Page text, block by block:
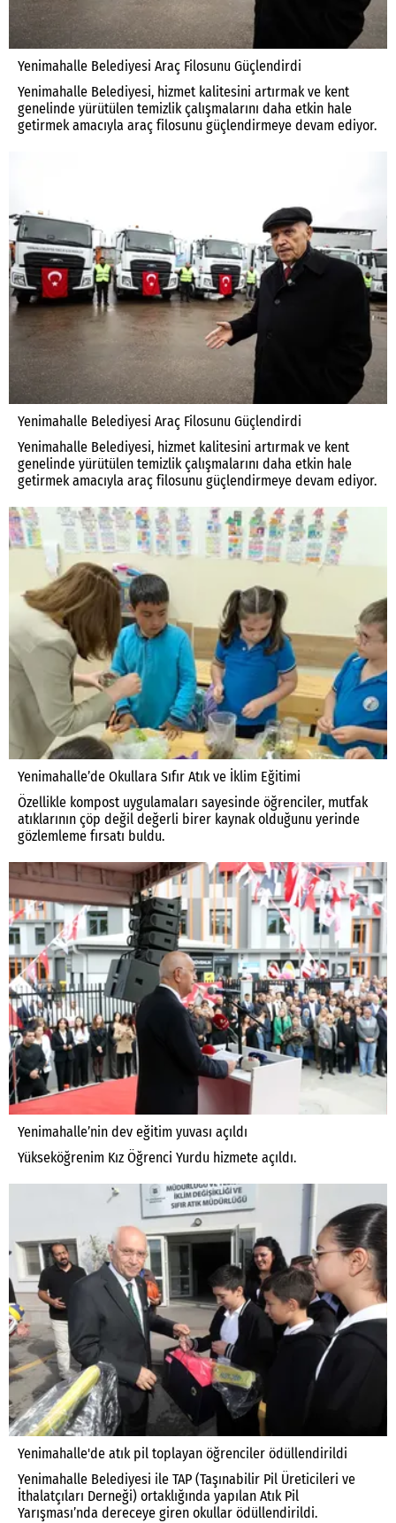
Yenimahalle Belediyesi Araç Filosunu Güçlendirdi
Yenimahalle Belediyesi, hizmet kalitesini artırmak ve kent
genelinde yürütülen temizlik çalışmalarını daha etkin hale
getirmek amacıyla araç filosunu güçlendirmeye devam ediyor.
Yenimahalle Belediyesi Araç Filosunu Güçlendirdi
Yenimahalle Belediyesi, hizmet kalitesini artırmak ve kent
genelinde yürütülen temizlik çalışmalarını daha etkin hale
getirmek amacıyla araç filosunu güçlendirmeye devam ediyor.
Yenimahalle’de Okullara Sıfır Atık ve İklim Eğitimi
Özellikle kompost uygulamaları sayesinde öğrenciler, mutfak
atıklarının çöp değil değerli birer kaynak olduğunu yerinde
gözlemleme fırsatı buldu.
Yenimahalle’nin dev eğitim yuvası açıldı
Yükseköğrenim Kız Öğrenci Yurdu hizmete açıldı.
Yenimahalle'de atık pil toplayan öğrenciler ödüllendirildi
Yenimahalle Belediyesi ile TAP (Taşınabilir Pil Üreticileri ve
İthalatçıları Derneği) ortaklığında yapılan Atık Pil
Yarışması’nda dereceye giren okullar ödüllendirildi.